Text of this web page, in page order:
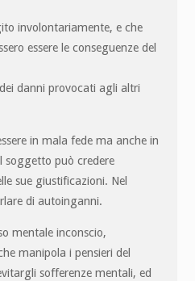
involontariamente, e che
essere le conseguenze del
danni provocati agli altri
in mala fede ma anche in
soggetto può credere
sue giustificazioni. Nel
di autoinganni.
mentale inconscio,
manipola i pensieri del
sofferenze mentali, ed